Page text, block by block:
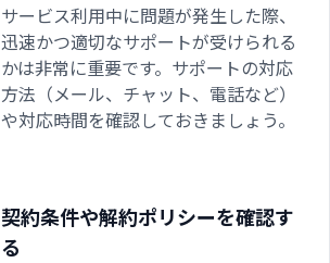
サービス利用中に問題が発生した際、
迅速かつ適切なサポートが受けられる
かは非常に重要です。サポートの対応
方法（メール、チャット、電話など）
や対応時間を確認しておきましょう。
契約条件や解約ポリシーを確認す
る